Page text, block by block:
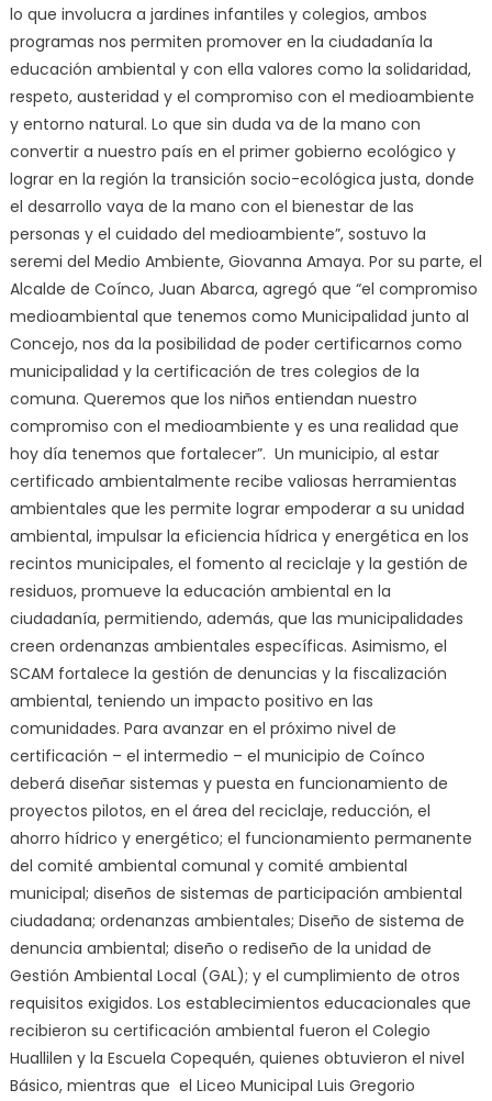
lo que involucra a jardines infantiles y colegios, ambos
programas nos permiten promover en la ciudadanía la
educación ambiental y con ella valores como la solidaridad,
respeto, austeridad y el compromiso con el medioambiente
y entorno natural. Lo que sin duda va de la mano con
convertir a nuestro país en el primer gobierno ecológico y
lograr en la región la transición socio-ecológica justa, donde
el desarrollo vaya de la mano con el bienestar de las
personas y el cuidado del medioambiente”, sostuvo la
seremi del Medio Ambiente, Giovanna Amaya. Por su parte, el
Alcalde de Coínco, Juan Abarca, agregó que “el compromiso
medioambiental que tenemos como Municipalidad junto al
Concejo, nos da la posibilidad de poder certificarnos como
municipalidad y la certificación de tres colegios de la
comuna. Queremos que los niños entiendan nuestro
compromiso con el medioambiente y es una realidad que
hoy día tenemos que fortalecer”. Un municipio, al estar
certificado ambientalmente recibe valiosas herramientas
ambientales que les permite lograr empoderar a su unidad
ambiental, impulsar la eficiencia hídrica y energética en los
recintos municipales, el fomento al reciclaje y la gestión de
residuos, promueve la educación ambiental en la
ciudadanía, permitiendo, además, que las municipalidades
creen ordenanzas ambientales específicas. Asimismo, el
SCAM fortalece la gestión de denuncias y la fiscalización
ambiental, teniendo un impacto positivo en las
comunidades. Para avanzar en el próximo nivel de
certificación – el intermedio – el municipio de Coínco
deberá diseñar sistemas y puesta en funcionamiento de
proyectos pilotos, en el área del reciclaje, reducción, el
ahorro hídrico y energético; el funcionamiento permanente
del comité ambiental comunal y comité ambiental
municipal; diseños de sistemas de participación ambiental
ciudadana; ordenanzas ambientales; Diseño de sistema de
denuncia ambiental; diseño o rediseño de la unidad de
Gestión Ambiental Local (GAL); y el cumplimiento de otros
requisitos exigidos. Los establecimientos educacionales que
recibieron su certificación ambiental fueron el Colegio
Huallilen y la Escuela Copequén, quienes obtuvieron el nivel
Básico, mientras que el Liceo Municipal Luis Gregorio